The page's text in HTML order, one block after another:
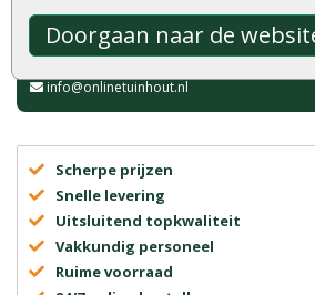
Doorgaan naar de
Advies of vragen? We helpen u
0320 - 258604
info@onlinetuinhout.nl
Scherpe prijzen
Snelle levering
Uitsluitend topkwaliteit
Vakkundig personeel
Ruime voorraad